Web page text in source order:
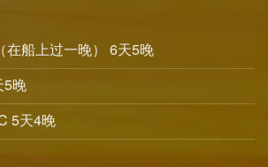
在船上过一晚） 6天5晚
5晚
5天4晚